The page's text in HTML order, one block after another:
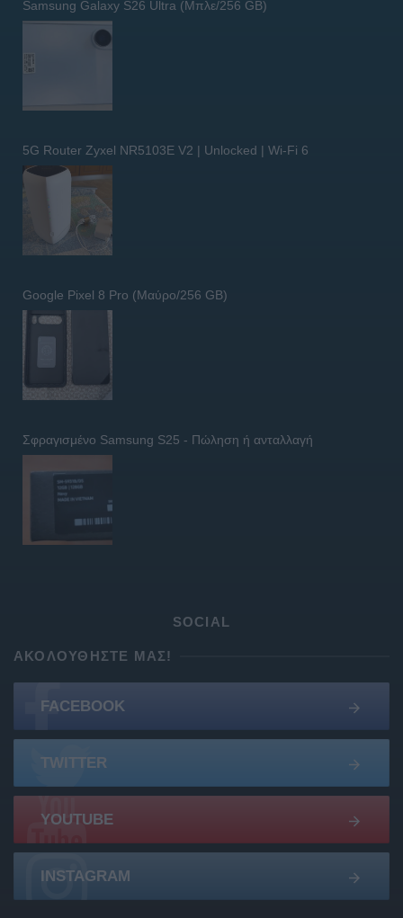
Samsung Galaxy S26 Ultra (Μπλε/256 GB)
5G Router Zyxel NR5103E V2 | Unlocked | Wi-Fi 6
Google Pixel 8 Pro (Μαύρο/256 GB)
Σφραγισμένο Samsung S25 - Πώληση ή ανταλλαγή
SOCIAL
ΑΚΟΛΟΥΘΉΣΤΕ ΜΑΣ!
FACEBOOK
TWITTER
YOUTUBE
INSTAGRAM